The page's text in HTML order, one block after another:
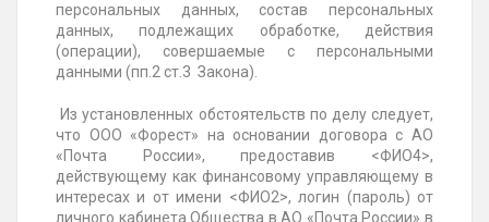
персональных данных, состав персональных
данных, подлежащих обработке, действия
(операции), совершаемые с персональными
данными (пп.2 ст.3 Закона).
Из установленных обстоятельств по делу следует,
что ООО «Форест» на основании договора с АО
«Почта России», предоставив <ФИО4>,
действующему как финансовому управляющему в
интересах и от имени <ФИО2>, логин (пароль) от
личного кабинета Общества в АО «Почта России» в